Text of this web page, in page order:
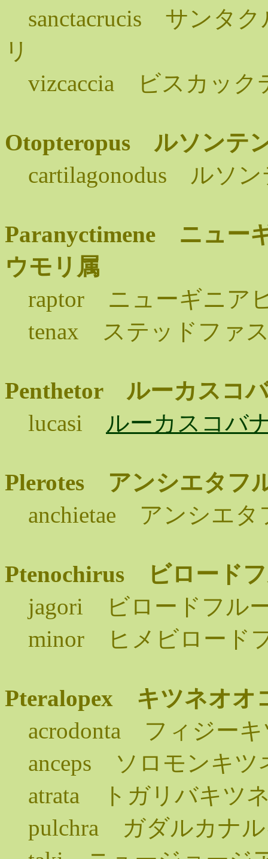
sanctacrucis サンタク
リ
vizcaccia ビスカック
Otopteropus ルソンテ
cartilagonodus ルソン
Paranyctimene ニュー
ウモリ属
raptor ニューギニア
tenax ステッドファ
Penthetor ルーカスコ
lucasi ルーカスコバ
Plerotes アンシエタフ
anchietae アンシエタ
Ptenochirus ビロード
jagori ビロードフル
minor ヒメビロード
Pteralopex キツネオオ
acrodonta フィジーキ
anceps ソロモンキツ
atrata トガリバキツ
pulchra ガダルカナル